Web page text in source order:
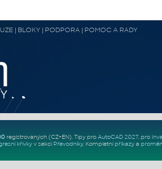
| BLOKY | PODPORA | POMOC A RADY
registrovaných (CZ+EN). Tipy pro AutoCAD 2027, pro
křivkyv sekci Převodníky. Kompletní příkazya